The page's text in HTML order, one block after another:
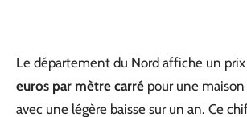
Le département du Nord affiche un
euros par mètre carré pour une
avec une légère baisse sur un an. Ce